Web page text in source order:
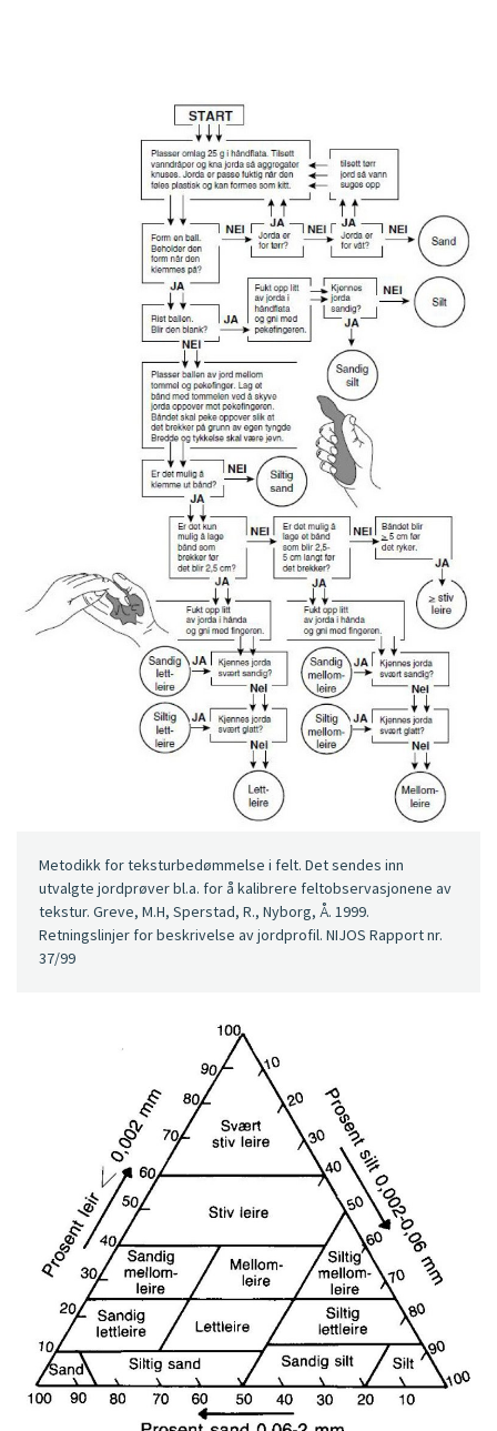
Metodikk for teksturbedømmelse i felt. Det sendes inn
utvalgte jordprøver bl.a. for å kalibrere feltobservasjonene av
tekstur. Greve, M.H, Sperstad, R., Nyborg, Å. 1999.
Retningslinjer for beskrivelse av jordprofil. NIJOS Rapport nr.
37/99